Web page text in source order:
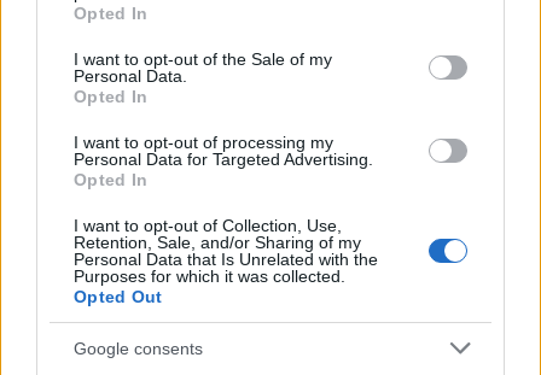
use your data for below specified purposes in below Google
consent section.
Opted In
I want to opt-out of the Sale of my
Personal Data.
Opted In
I want to opt-out of processing my
Personal Data for Targeted Advertising.
Opted In
I want to opt-out of Collection, Use,
Retention, Sale, and/or Sharing of my
Personal Data that Is Unrelated with the
Purposes for which it was collected.
Opted Out
Google consents
μέρες
Μάθε πρώτος όλες τις σημαντικές
ειδήσεις.
Βάλε το proson.gr στα αποτελέσματα
αναζήτησης της Google